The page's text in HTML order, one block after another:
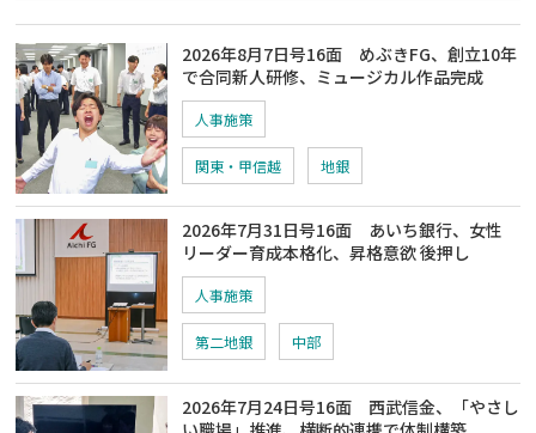
2026年8月7日号16面 めぶきFG、創立10年
で合同新人研修、ミュージカル作品完成
人事施策
関東・甲信越 地銀
2026年7月31日号16面 あいち銀行、女性
リーダー育成本格化、昇格意欲 後押し
人事施策
第二地銀 中部
2026年7月24日号16面 西武信金、「やさし